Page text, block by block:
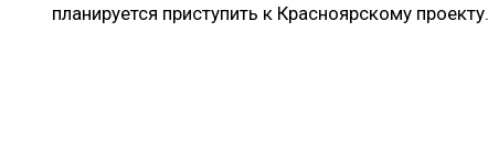
планируется приступить к Красноярскому проекту.